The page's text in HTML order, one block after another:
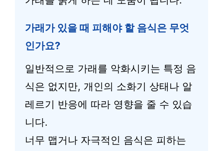
가래가 있을 때 피해야 할 음식은 무엇
인가요?
일반적으로 가래를 악화시키는 특정 음
식은 없지만, 개인의 소화기 상태나 알
레르기 반응에 따라 영향을 줄 수 있습
니다.
너무 맵거나 자극적인 음식은 피하는